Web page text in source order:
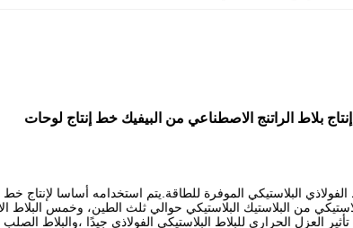
بلاط الراتنج الاصطناعي من البيفيك خط إنتاج لوحات
البلاستيكي الموفرة للطاقة.يتم استخدامه أساسا لإنتاج خط
من البلاستيك البلاستيكي حوالي ثلث الطين، وخمس البلاط